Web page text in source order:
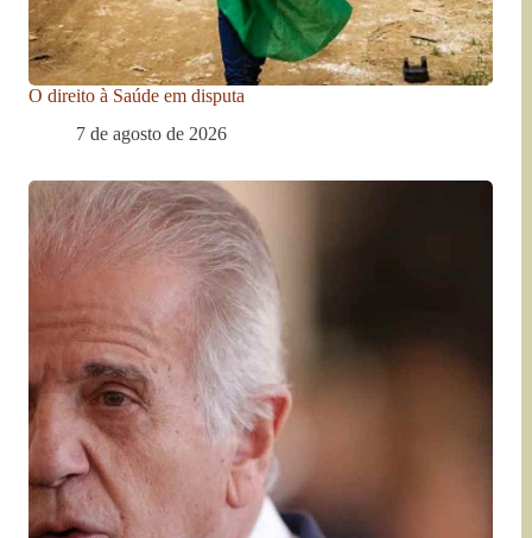
O direito à Saúde em disputa
7 de agosto de 2026